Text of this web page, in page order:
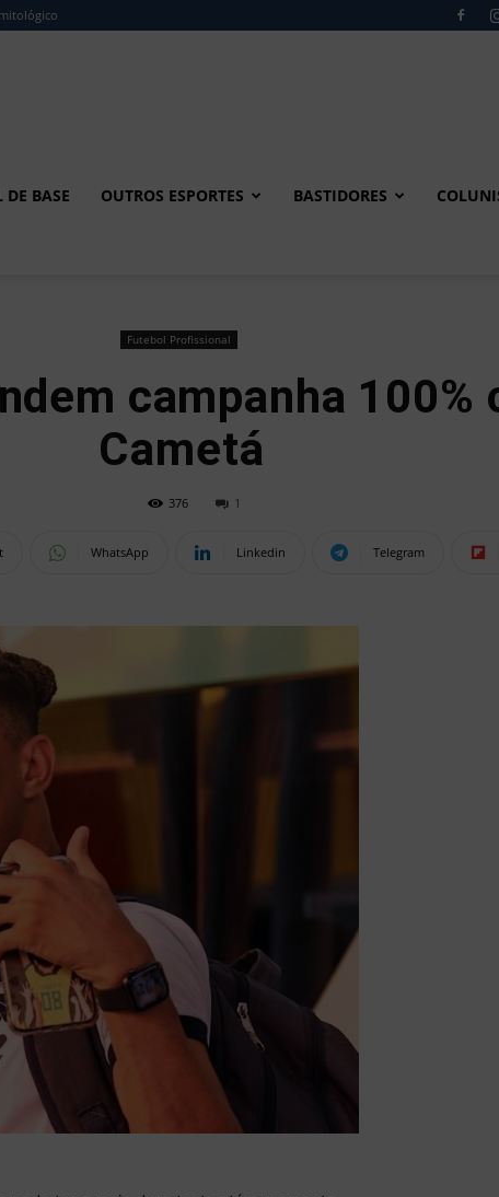
DE BASE OUTROS ESPORTES BASTIDORES
Futebol Profissional
campanha 100%
Cametá
376 1
WhatsApp Linkedin Telegram